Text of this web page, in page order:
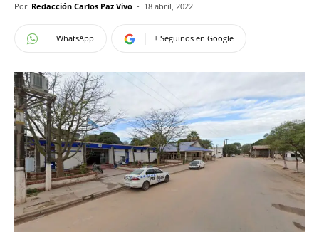
Por Redacción Carlos Paz Vivo - 18 abril, 2022
WhatsApp + Seguinos en Google